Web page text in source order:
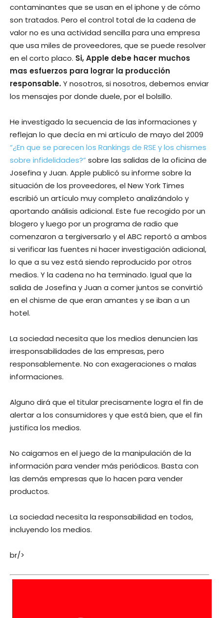
contaminantes que se usan en el iphone y de cómo
son tratados. Pero el control total de la cadena de
valor no es una actividad sencilla para una empresa
que usa miles de proveedores, que se puede resolver
en el corto placo. Si, Apple debe hacer muchos
mas esfuerzos para lograr la producción
responsable.Y nosotros, si nosotros, debemos enviar
los mensajes por donde duele, por el bolsillo.
He investigado la secuencia de las informaciones y
reflejan lo que decía en mi artículo de mayo del 2009
“¿En que se parecen los Rankings de RSE y los chismes
sobre infidelidades?” sobre las salidas de la oficina de
Josefina y Juan. Apple publicó su informe sobre la
situación de los proveedores, el New York Times
escribió un artículo muy completo analizándolo y
aportando análisis adicional. Este fue recogido por un
blogero y luego por un programa de radio que
comenzaron a tergiversarlo y el ABC reportó a ambos
si verificar las fuentes ni hacer investigación adicional,
lo que a su vez está siendo reproducido por otros
medios. Y la cadena no ha terminado. Igual que la
salida de Josefina y Juan a comer juntos se convirtió
en el chisme de que eran amantes y se iban a un
hotel.
La sociedad necesita que los medios denuncien las
irresponsabilidades de las empresas, pero
responsablemente. No con exageraciones o malas
informaciones.
Alguno dirá que el titular precisamente logra el fin de
alertar a los consumidores y que está bien, que el fin
justifica los medios.
No caigamos en el juego de la manipulación de la
información para vender más periódicos. Basta con
las demás empresas que lo hacen para vender
productos.
La sociedad necesita la responsabilidad en todos,
incluyendo los medios.
br/>